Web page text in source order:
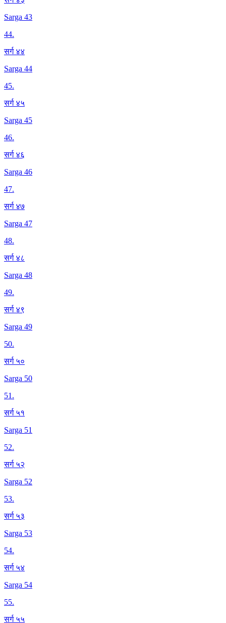
Sarga 43
44.
सर्ग ४४
Sarga 44
45.
सर्ग ४५
Sarga 45
46.
सर्ग ४६
Sarga 46
47.
सर्ग ४७
Sarga 47
48.
सर्ग ४८
Sarga 48
49.
सर्ग ४९
Sarga 49
50.
सर्ग ५०
Sarga 50
51.
सर्ग ५१
Sarga 51
52.
सर्ग ५२
Sarga 52
53.
सर्ग ५३
Sarga 53
54.
सर्ग ५४
Sarga 54
55.
सर्ग ५५